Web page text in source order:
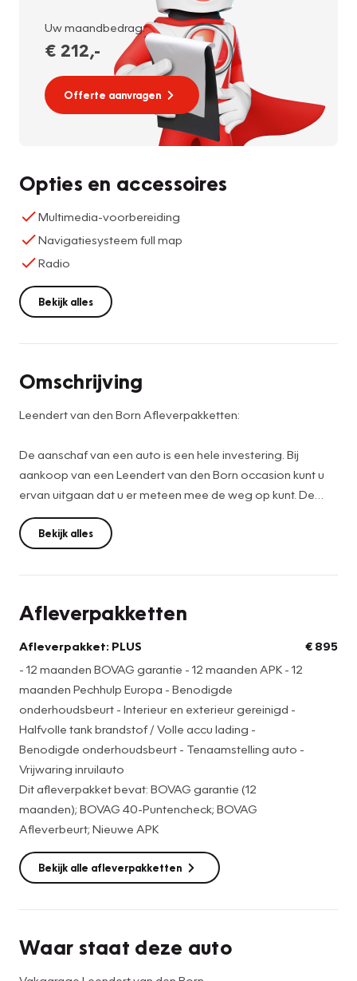
Uw maandbedrag:
€ 212,-
Offerte aanvragen
Opties en accessoires
Multimedia-voorbereiding
Navigatiesysteem full map
Radio
Bekijk alles
Omschrijving
Leendert van den Born Afleverpakketten:
De aanschaf van een auto is een hele investering. Bij
aankoop van een Leendert van den Born occasion kunt u
ervan uitgaan dat u er meteen mee de weg op kunt. De
vraagprijs is dan ook een netto prijs (meeneemprijs). Wij
kunnen u naast deze meeneemprijs ook een extra service
aanbieden om met een nog geruster gevoel tot aanschaf
- 12 maanden BOVAG garantie
- 12 maanden APK
- 12 maanden Pechhulp Europa
- Benodigde onderhoudsbeurt
- Interieur en exterieur gereinigd
- Halfvolle tank brandstof / Volle accu lading
- Benodigde onderhoudsbeurt
- Tenaamstelling auto
- Vrijwaring inruilauto
* De optielijst is met grote zorg samengesteld. Het kan
beslissing bij aankoop kunnen beïnvloeden. Aan de
Bekijk alles
Afleverpakketten
Afleverpakket: PLUS
- 12 maanden BOVAG garantie - 12 maanden APK - 12
maanden Pechhulp Europa - Benodigde
onderhoudsbeurt - Interieur en exterieur gereinigd -
Halfvolle tank brandstof / Volle accu lading -
Benodigde onderhoudsbeurt - Tenaamstelling auto -
Vrijwaring inruilauto
Dit afleverpakket bevat: BOVAG garantie (12
maanden); BOVAG 40-Puntencheck; BOVAG
Afleverbeurt; Nieuwe APK
€ 895
Bekijk alle afleverpakketten
Waar staat deze auto